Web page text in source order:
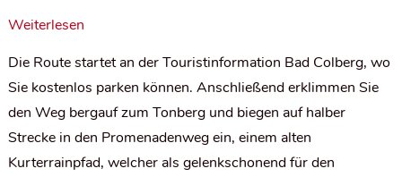
Weiterlesen
Die Route startet an der Touristinformation Bad Colberg, wo
Sie kostenlos parken können. Anschließend erklimmen Sie
den Weg bergauf zum Tonberg und biegen auf halber
Strecke in den Promenadenweg ein, einem alten
Kurterrainpfad, welcher als gelenkschonend für den